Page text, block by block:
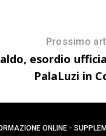
Prossimo
esordio
PalaLuzi in
ONLINE -